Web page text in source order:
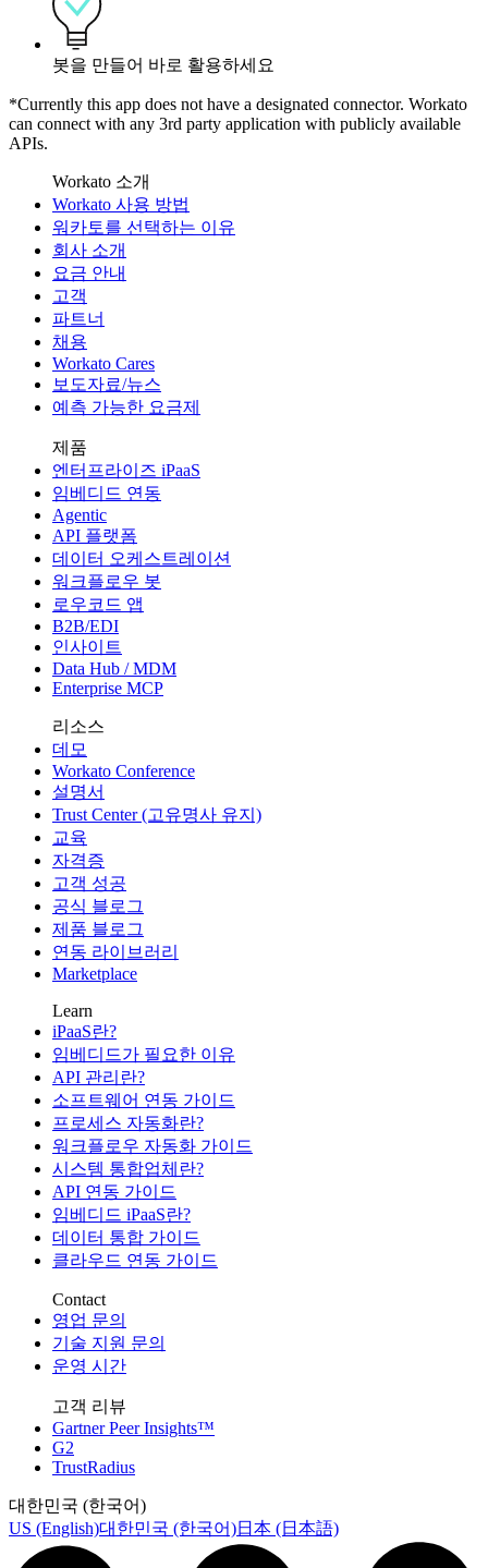
봇을 만들어 바로 활용하세요
*Currently this app does not have a designated connector. Workato
can connect with any 3rd party application with publicly available
APIs.
Workato 소개
Workato 사용 방법
워카토를 선택하는 이유
회사 소개
요금 안내
고객
파트너
채용
Workato Cares
보도자료/뉴스
예측 가능한 요금제
제품
엔터프라이즈 iPaaS
임베디드 연동
Agentic
API 플랫폼
데이터 오케스트레이션
워크플로우 봇
로우코드 앱
B2B/EDI
인사이트
Data Hub / MDM
Enterprise MCP
리소스
데모
Workato Conference
설명서
Trust Center (고유명사 유지)
교육
자격증
고객 성공
공식 블로그
제품 블로그
연동 라이브러리
Marketplace
Learn
iPaaS란?
임베디드가 필요한 이유
API 관리란?
소프트웨어 연동 가이드
프로세스 자동화란?
워크플로우 자동화 가이드
시스템 통합업체란?
API 연동 가이드
임베디드 iPaaS란?
데이터 통합 가이드
클라우드 연동 가이드
Contact
영업 문의
기술 지원 문의
운영 시간
고객 리뷰
Gartner Peer Insights™
G2
TrustRadius
대한민국 (한국어)
US (English)대한민국 (한국어)日本 (日本語)